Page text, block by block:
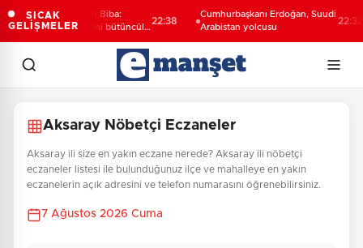
SICAK
GELİŞMELER
Başkan Vekili Şahin Biba:
Bursa'nın geleceğini bütüncül
22:38
Cumhurbaşkanı Erdoğan, Suudi
Arabistan yolcusu
22:32
Aksaray Nöbetçi Eczaneler
Aksaray ili size en yakın eczane nerede? Aksaray ili nöbetçi
eczaneler listesi ile bulunduğunuz ilçe ve mahalleye en yakın
eczanelerin açık adresini ve telefon numarasını öğrenebilirsiniz.
7 Ağustos 2026 Cuma